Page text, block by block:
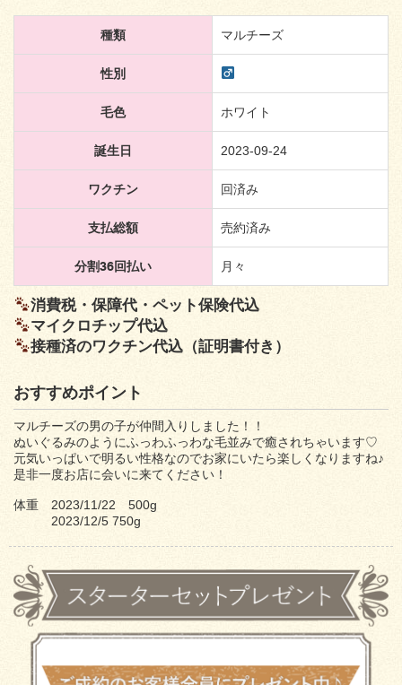
種類 マルチーズ
性別
毛色 ホワイト
誕生日 2023-09-24
ワクチン 回済み
支払総額 売約済み
分割36回払い 月々
消費税・保障代・ペット保険代込
マイクロチップ代込
接種済のワクチン代込（証明書付き）
おすすめポイント
マルチーズの男の子が仲間入りしました！！
ぬいぐるみのようにふっわふっわな毛並みで癒されちゃいます♡
元気いっぱいで明るい性格なのでお家にいたら楽しくなりますね♪
是非一度お店に会いに来てください！
体重 2023/11/22 500g
2023/12/5 750g